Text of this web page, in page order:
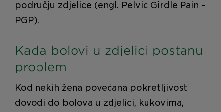
području zdjelice (engl. Pelvic Girdle Pain –
PGP).
Kada bolovi u zdjelici postanu
problem
Kod nekih žena povećana pokretljivost
dovodi do bolova u zdjelici, kukovima,